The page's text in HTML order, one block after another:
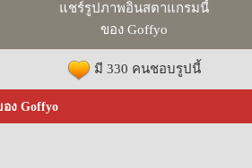
แชร์รูปภาพอินสตาแกรมนี้
ของ Goffyo
มี 330 คนชอบรูปนี้
ง Goffyo